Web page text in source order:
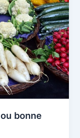
bonne